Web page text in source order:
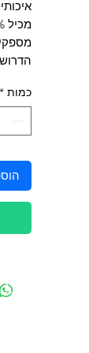
כמות *